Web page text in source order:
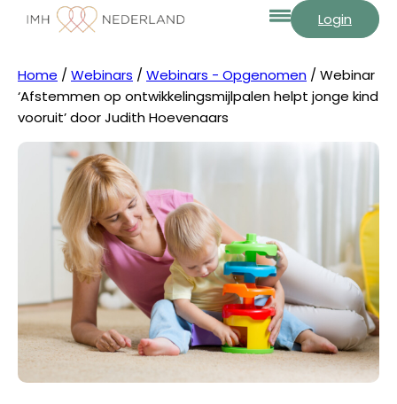
Login
Home / Webinars / Webinars - Opgenomen / Webinar
‘Afstemmen op ontwikkelingsmijlpalen helpt jonge kind
vooruit’ door Judith Hoevenaars